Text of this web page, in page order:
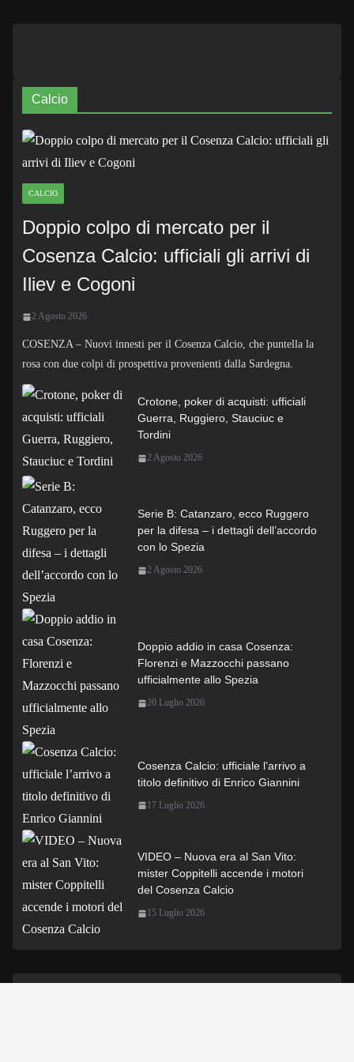
Calcio
CALCIO
Doppio colpo di mercato per il
Cosenza Calcio: ufficiali gli arrivi di
Iliev e Cogoni
2 Agosto 2026
COSENZA – Nuovi innesti per il Cosenza Calcio, che puntella la
rosa con due colpi di prospettiva provenienti dalla Sardegna.
Crotone, poker di acquisti: ufficiali
Guerra, Ruggiero, Stauciuc e
Tordini
2 Agosto 2026
Serie B: Catanzaro, ecco Ruggero
per la difesa – i dettagli dell’accordo
con lo Spezia
2 Agosto 2026
Doppio addio in casa Cosenza:
Florenzi e Mazzocchi passano
ufficialmente allo Spezia
20 Luglio 2026
Cosenza Calcio: ufficiale l’arrivo a
titolo definitivo di Enrico Giannini
17 Luglio 2026
VIDEO – Nuova era al San Vito:
mister Coppitelli accende i motori
del Cosenza Calcio
15 Luglio 2026